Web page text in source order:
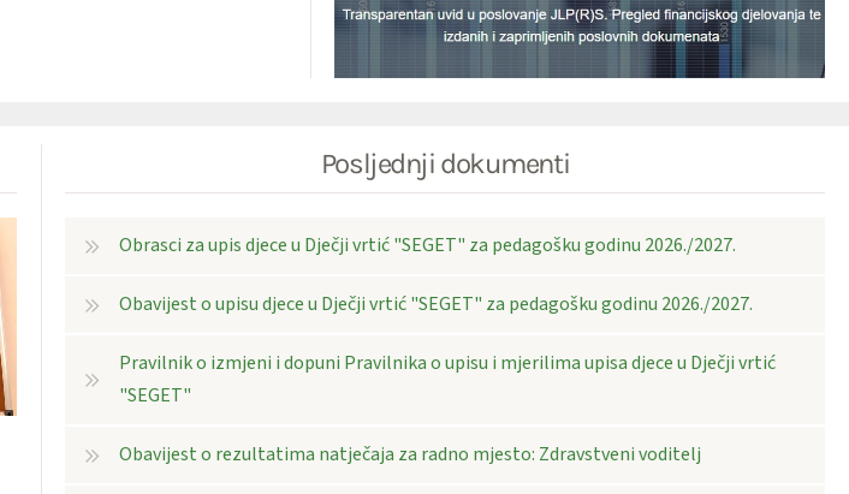
Posljednji dokumenti
Obrasci za upis djece u Dječji vrtić "SEGET" za pedagošku godinu 2026./2027.
Obavijest o upisu djece u Dječji vrtić "SEGET" za pedagošku godinu 2026./2027.
Pravilnik o izmjeni i dopuni Pravilnika o upisu i mjerilima upisa djece u Dječji vrtić
"SEGET"
Obavijest o rezultatima natječaja za radno mjesto: Zdravstveni voditelj